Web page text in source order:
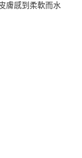
膚感到柔軟而水